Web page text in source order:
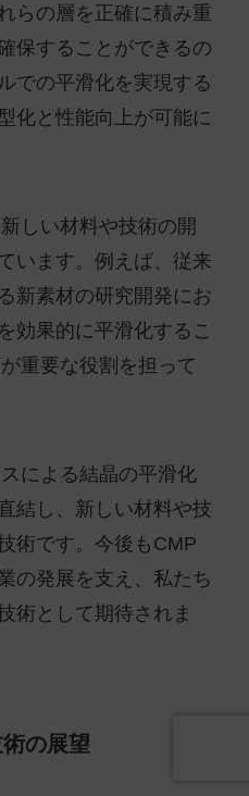
らの層を正確に積み重
保することができるの
での平滑化を実現する
化と性能向上が可能に
しい材料や技術の開
います。例えば、従来
新素材の研究開発にお
効果的に平滑化するこ
重要な役割を担って
による結晶の平滑化
結し、新しい材料や技
術です。今後もCMP
の発展を支え、私たち
術として期待されま
の展望